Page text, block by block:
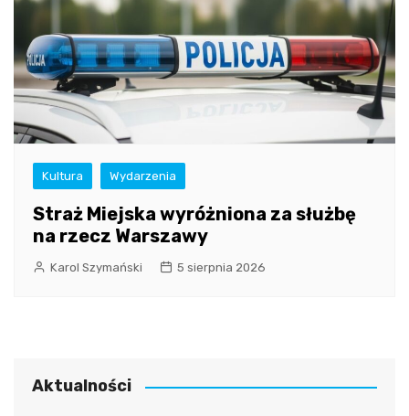
Kultura Wydarzenia
Straż Miejska wyróżniona za służbę
na rzecz Warszawy
Karol Szymański 5 sierpnia 2026
Aktualności